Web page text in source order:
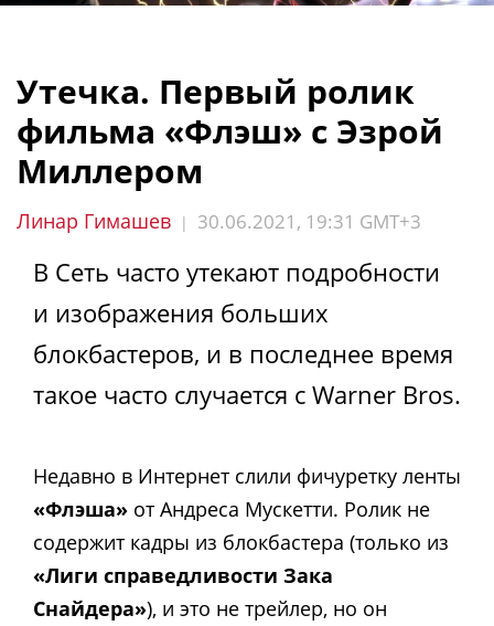
Утечка. Первый ролик
фильма «Флэш» с Эзрой
Миллером
Линар Гимашев | 30.06.2021, 19:31 GMT+3
В Сеть часто утекают подробности
и изображения больших
блокбастеров, и в последнее время
такое часто случается с Warner Bros.
Недавно в Интернет слили фичуретку ленты
«Флэша» от Андреса Мускетти. Ролик не
содержит кадры из блокбастера (только из
«Лиги справедливости Зака
Снайдера»), и это не трейлер, но он